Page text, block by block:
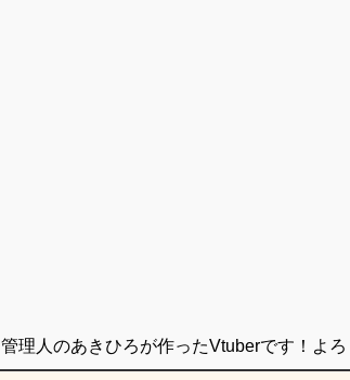
管理人のあきひろが作ったVtuberです！よ